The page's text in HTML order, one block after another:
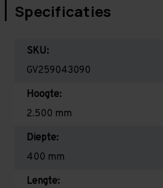
Specificaties
SKU:
GV259043090
Hoogte:
2.500 mm
Diepte:
400 mm
Lengte: